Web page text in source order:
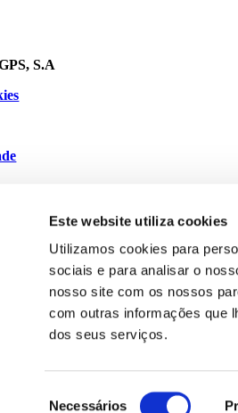
Este website utiliza cookies
Utilizamos cookies para
sociais e para analisar o
nosso site com os nossos
com outras informações que
dos seus serviços.
Necessários
S.A